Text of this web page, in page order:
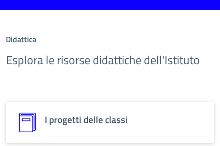
Didattica
Esplora le risorse didattiche dell'Istituto
I progetti delle classi